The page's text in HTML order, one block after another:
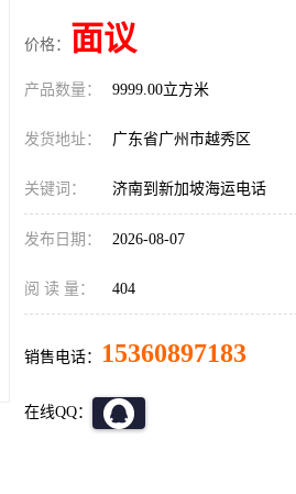
价格： 面议
产品数量： 9999.00立方米
发货地址： 广东省广州市越秀区
关键词： 济南到新加坡海运电话
发布日期： 2026-08-07
阅 读 量： 404
销售电话： 15360897183
在线QQ：